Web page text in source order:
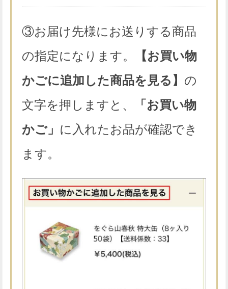
③お届け先様にお送りする商品
の指定になります。
【お買い物
かごに追加した商品を見る】 の
文字を押しますと、
「お買い物
かご」 に入れたお品が確認でき
ます。